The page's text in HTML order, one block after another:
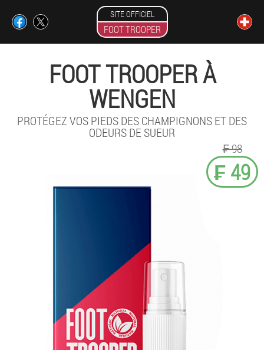
SITE OFFICIEL
FOOT TROOPER
FOOT TROOPER À
WENGEN
PROTÉGEZ VOS PIEDS DES CHAMPIGNONS ET DES
ODEURS DE SUEUR
₣ 98
₣ 49